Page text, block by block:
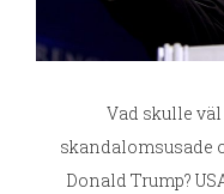
Vad skulle
skandalomsusade
Donald Trump?